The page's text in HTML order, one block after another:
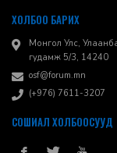
ХОЛБОО БАРИХ
Монгол Улс,
гудамж 5/3, 14240
osf@forum.mn
(+976) 7611-3207
СОШИАЛ ХОЛБООСУУД